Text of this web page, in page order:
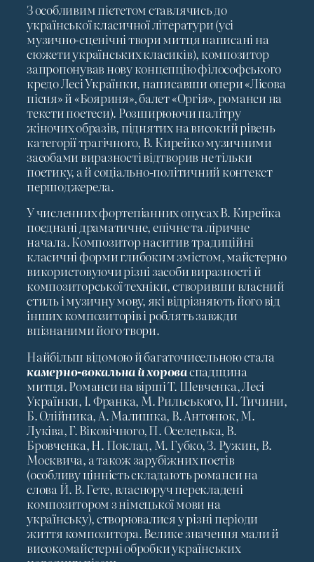
З особливим пієтетом ставлячись до
української класичної літератури (усі
музично-сценічні твори митця написані на
сюжети українських класиків), композитор
запропонував нову концепцію філософського
кредо Лесі Українки, написавши опери «Лісова
пісня» й «Бояриня», балет «Оргія», романси на
тексти поетеси). Розширюючи палітру
жіночих образів, піднятих на високий рівень
категорії трагічного, В. Кирейко музичними
засобами виразності відтворив не тільки
поетику, а й соціально-політичний контекст
першоджерела.
У численних фортепіанних опусах В. Кирейка
поєднані драматичне, епічне та ліричне
начала. Композитор наситив традиційні
класичні форми глибоким змістом, майстерно
використовуючи різні засоби виразності й
композиторської техніки, створивши власний
стиль і музичну мову, які відрізняють його від
інших композиторів і роблять завжди
впізнаними його твори.
Найбільш відомою й багаточисельною стала
камерно-вокальна й хороваспадщина
митця. Романси на вірші Т. Шевченка, Лесі
Українки, І. Франка, М. Рильського, П. Тичини,
Б. Олійника, А. Малишка, В. Антонюк, М.
Луківа, Г. Віковічного, П. Оселедька, В.
Бровченка, Н. Поклад, М. Губко, З. Ружин, В.
Москвича, а також зарубіжних поетів
(особливу цінність складають романси на
слова Й. В. Гете, власноруч перекладені
композитором з німецької мови на
українську), створювалися у різні періоди
життя композитора. Велике значення мали й
високомайстерні обробки українських